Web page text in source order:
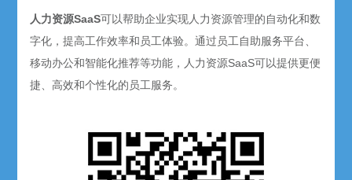
人力资源SaaS可以帮助企业实现人力资源管理的自动化和数
字化，提高工作效率和员工体验。通过员工自助服务平台、
移动办公和智能化推荐等功能，人力资源SaaS可以提供更便
捷、高效和个性化的员工服务。